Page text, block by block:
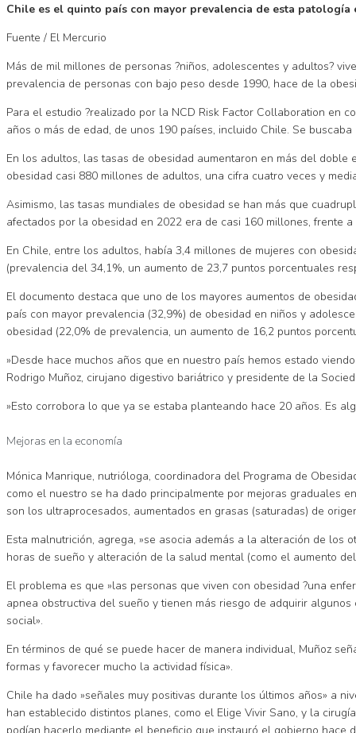
Chile es el quinto país con mayor prevalencia de esta
Fuente / El Mercurio
Más de mil millones de personas ?niños, adolescentes y adultos?
prevalencia de personas con bajo peso desde 1990, hace de la
Para el estudio ?realizado por la NCD Risk Factor Collaboration en
años o más de edad, de unos 190 países, incluido Chile. Se
En los adultos, las tasas de obesidad aumentaron en más del
obesidad casi 880 millones de adultos, una cifra cuatro veces y
Asimismo, las tasas mundiales de obesidad se han más que
afectados por la obesidad en 2022 era de casi 160 millones, frente
En Chile, entre los adultos, había 3,4 millones de mujeres con
(prevalencia del 34,1%, un aumento de 23,7 puntos porcentuales
El documento destaca que uno de los mayores aumentos de
país con mayor prevalencia (32,9%) de obesidad en niños y
obesidad (22,0% de prevalencia, un aumento de 16,2 puntos
»Desde hace muchos años que en nuestro país hemos estado
Rodrigo Muñoz, cirujano digestivo bariátrico y presidente de la
»Esto corrobora lo que ya se estaba planteando hace 20 años. Es
Mejoras en la economía
Mónica Manrique, nutrióloga, coordinadora del Programa de
como el nuestro se ha dado principalmente por mejoras graduales
son los ultraprocesados, aumentados en grasas (saturadas) de
Esta malnutrición, agrega, »se asocia además a la alteración de
horas de sueño y alteración de la salud mental (como el aumento
El problema es que »las personas que viven con obesidad ?una
apnea obstructiva del sueño y tienen más riesgo de adquirir
social».
En términos de qué se puede hacer de manera individual, Muñoz
formas y favorecer mucho la actividad física».
Chile ha dado »señales muy positivas durante los últimos años» a
han establecido distintos planes, como el Elige Vivir Sano, y la
podían hacerlo mediante el beneficio que instauró el gobierno hace